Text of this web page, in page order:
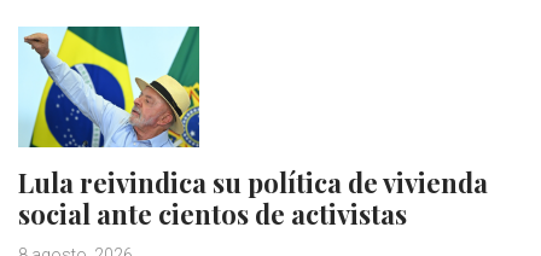
Lula reivindica su política de vivienda
social ante cientos de activistas